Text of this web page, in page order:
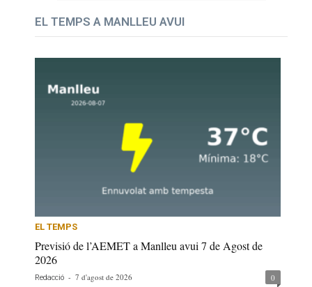
EL TEMPS A MANLLEU AVUI
EL TEMPS
Previsió de l’AEMET a Manlleu avui 7 de Agost de
2026
Redacció - 7 d'agost de 2026 0